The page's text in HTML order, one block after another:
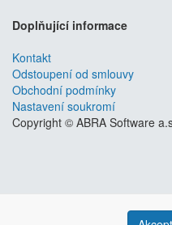
Doplňující informace
Kontakt
Odstoupení od smlouvy
Obchodní podmínky
Nastavení soukromí
Copyright © ABRA Software